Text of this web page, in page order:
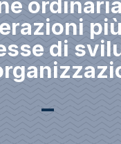
più
di